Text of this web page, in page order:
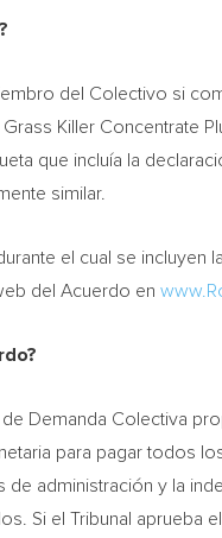
del Colectivo si
Grass Killer Concentrate
que incluía la
similar.
el cual se
del Acuerdo en
Demanda Colectiva
para pagar todos
administración y la
Si el Tribunal aprueba